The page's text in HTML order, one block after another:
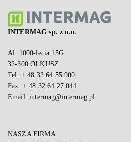
INTERMAG sp. z o.o.
Al. 1000-lecia 15G
32-300 OLKUSZ
Tel. + 48 32 64 55 900
Fax. + 48 32 64 27 044
Email:intermag@intermag.pl
NASZA FIRMA